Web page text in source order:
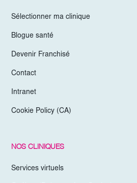
Sélectionner ma clinique
Blogue santé
Devenir Franchisé
Contact
Intranet
Cookie Policy (CA)
NOS CLINIQUES
Services virtuels